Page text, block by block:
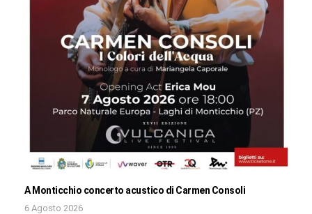
A Monticchio concerto acustico di Carmen Consoli
6 Agosto 2026